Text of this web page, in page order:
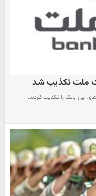
ملت تکذیب شد
این بانک را تکذیب کردند.